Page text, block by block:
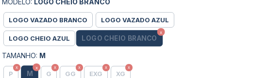
LOGO VAZADO BRANCO LOGO VAZADO AZUL
LOGO CHEIO AZUL LOGO CHEIO BRANCO
TAMANHO: M
P M G GG EXG XG